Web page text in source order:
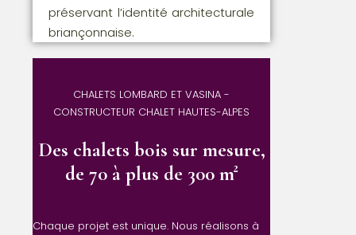
préservant l’identité architecturale
briançonnaise.
CHALETS LOMBARD ET VASINA -
CONSTRUCTEUR CHALET HAUTES-ALPES
Des chalets bois sur mesure,
de 70 à plus de 300 m²
Chaque projet est unique. Nous réalisons à